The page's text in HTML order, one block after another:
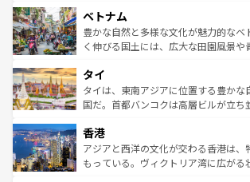
参照してほしい。
容にもいいと評判のスイーツなど、バ
が味わえる。 なお、新着の台湾情報は
照してほしい。
き、地方に足を延ばせば四季折々の自
できる。そして、キムチや焼肉、絶品
まで、さまざまな韓国料理が待ってい
リティに包まれながら、韓国の多彩な
わってみてほしい。 なお、新着
覧を参照してほしい。
ベトナム
豊かな自然と多様な文化が魅力的なベ
く伸びる国土には、広大な田園風景や
急速な発展と共に伝統が息づく。ハノ
ーチミン市のフランス統治時代の建物
醸し出している。また、バラエティの
とつ。フォーやバインミー、ベトナム
ひ現地で味わいたい。どの地域を訪れ
が旅行者を迎えてくれるので、きっと
タイ
タイは、東南アジアに位置する豊かな
国だ。首都バンコクは高層ビルが立ち
の活気が交差している。北部ではチェ
帯で自然と触れ合い、南部ではプーケ
いビーチでリゾート気分を楽しむこと
香港
アジアと西洋の文化が交わる香港は、
もっている。ヴィクトリア湾に広がる